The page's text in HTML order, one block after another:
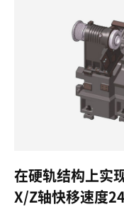
在硬轨结构上实
X/Z轴快移速度